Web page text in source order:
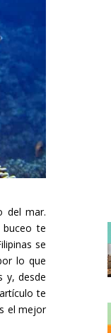
del mar.
te
se
lo que
y, desde
te
el mejor